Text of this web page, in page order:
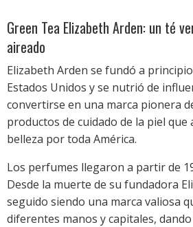
Green Tea Elizabeth Arden: un té
aireado
Elizabeth Arden se fundó a
Estados Unidos y se nutrió de
convertirse en una marca pionera
productos de cuidado de la piel que
belleza por toda América.
Los perfumes llegaron a partir de
Desde la muerte de su fundadora
seguido siendo una marca valiosa
diferentes manos y capitales,